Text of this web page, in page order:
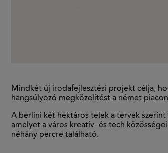
Mindkét új irodafejlesztési projekt célja,
hangsúlyozó megközelítést a német piacon
A berlini két hektáros telek a tervek
amelyet a város kreatív- és tech
néhány percre található.